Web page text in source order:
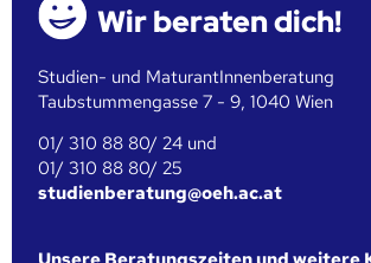
Wir beraten dich!
Studien- und MaturantInnenberatung
Taubstummengasse 7 - 9, 1040 Wien
01/ 310 88 80/ 24 und
01/ 310 88 80/ 25
studienberatung@oeh.ac.at